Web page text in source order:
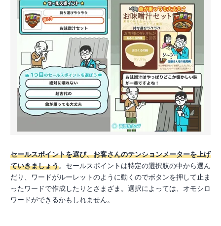
セールスポイントを選び、お客さんのテンションメーターを上げ
ていきましょう。セールスポイントは特定の選択肢の中から選ん
だり、ワードがルーレットのように動くのでボタンを押して止ま
ったワードで作成したりとさまざま。選択によっては、オモシロ
ワードができるかもしれません。